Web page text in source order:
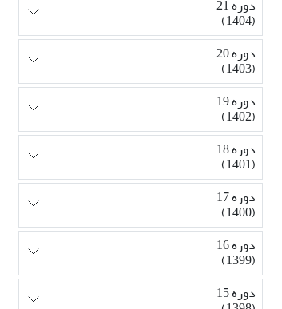
دوره 21
(1404)
دوره 20
(1403)
دوره 19
(1402)
دوره 18
(1401)
دوره 17
(1400)
دوره 16
(1399)
دوره 15